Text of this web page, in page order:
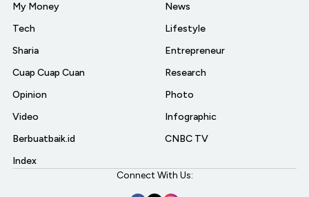
My Money
Tech
Sharia
Cuap Cuap Cuan
Opinion
Video
Berbuatbaik.id
Index
News
Lifestyle
Entrepreneur
Research
Photo
Infographic
CNBC TV
Connect With Us: